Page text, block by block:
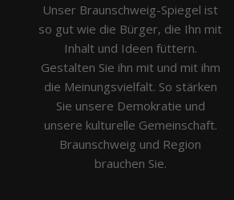
Unser Braunschweig-Spiegel ist
so gut wie die Bürger, die Ihn mit
Inhalt und Ideen füttern.
Gestalten Sie ihn mit und mit ihm
die Meinungsvielfalt. So stärken
Sie unsere Demokratie und
unsere kulturelle Gemeinschaft.
Braunschweig und Region
brauchen Sie.